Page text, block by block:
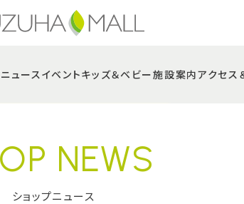
ュース イベントキッズ＆ベビー施設案内アクセス
NEWS
ショップニュース